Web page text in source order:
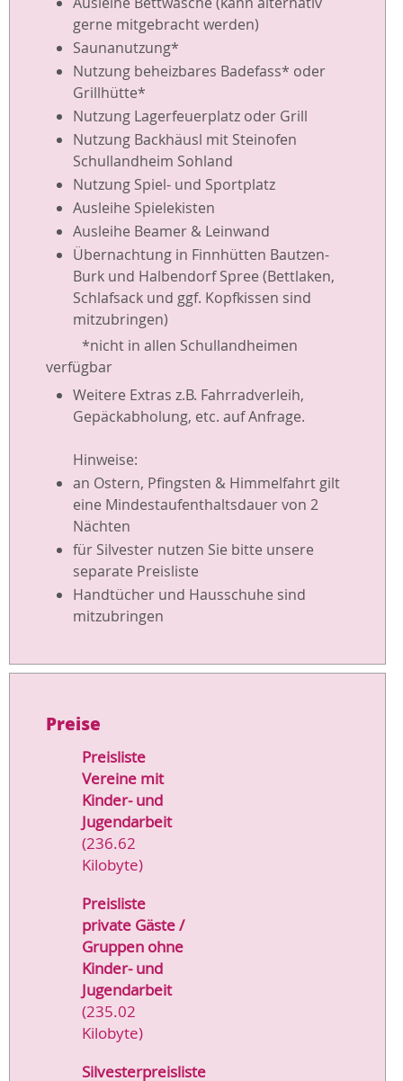
gerne mitgebracht werden)
Saunanutzung*
Nutzung beheizbares Badefass* oder
Grillhütte*
Nutzung Lagerfeuerplatz oder Grill
Nutzung Backhäusl mit Steinofen
Schullandheim Sohland
Nutzung Spiel- und Sportplatz
Ausleihe Spielekisten
Ausleihe Beamer & Leinwand
Übernachtung in Finnhütten Bautzen-
Burk und Halbendorf Spree (Bettlaken,
Schlafsack und ggf. Kopfkissen sind
mitzubringen)
*nicht in allen Schullandheimen
verfügbar
Weitere Extras z.B. Fahrradverleih,
Gepäckabholung, etc. auf Anfrage.
Hinweise:
an Ostern, Pfingsten & Himmelfahrt gilt
eine Mindestaufenthaltsdauer von 2
Nächten
für Silvester nutzen Sie bitte unsere
separate Preisliste
Handtücher und Hausschuhe sind
mitzubringen
Preise
Preisliste
Vereine mit
Kinder- und
Jugendarbeit
(236.62
Kilobyte)
Preisliste
private Gäste /
Gruppen ohne
Kinder- und
Jugendarbeit
(235.02
Kilobyte)
Silvesterpreisliste